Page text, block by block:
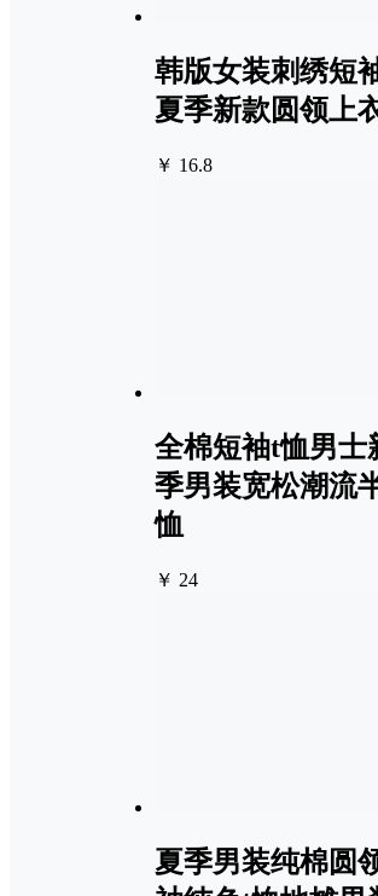
韩版女装刺绣短
夏季新款圆领上
￥ 16.8
全棉短袖t恤男士
季男装宽松潮流
恤
￥ 24
夏季男装纯棉圆